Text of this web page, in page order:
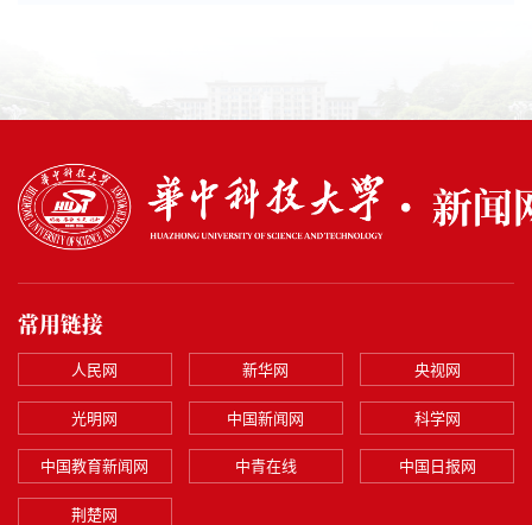
常用链接
人民网 新华网 央视网
光明网 中国新闻网 科学网
中国教育新闻网 中青在线 中国日报网
荆楚网